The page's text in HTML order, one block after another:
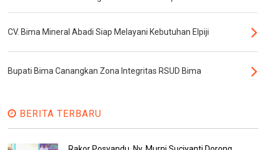
CV. Bima Mineral Abadi Siap Melayani Kebutuhan Elpiji
Bupati Bima Canangkan Zona Integritas RSUD Bima
BERITA TERBARU